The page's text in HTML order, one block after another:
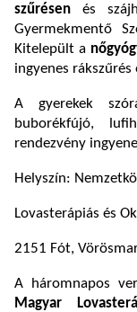
szűrésenés
Gyermekmentő
Kitelepült a
ingyenes
A gyerekek
buborékfújó,
rendezvény
Helyszín:
Lovasterápiás és
2151 Fót,
A háromnapos
Magyar